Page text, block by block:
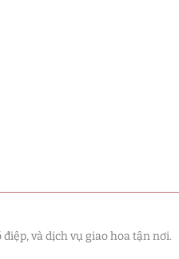
và dịch vụ giao hoa tận nơi.